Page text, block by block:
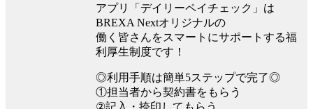
アプリ「デイリーペイチェック」は
BREXA Nextオリジナルの
働く皆さんをスマートにサポートする福
利厚生制度です！
◎利用手順は簡単5ステップで完了◎
①担当者から契約書をもらう
②記入・捺印してもらう